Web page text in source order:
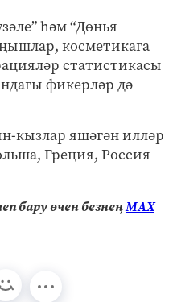
һәм “Дөнья
косметикага
статистикасы
фикерләр дә
кызлар яшәгән илләр
Греция, Россия
бару өчен безнеңМАХ